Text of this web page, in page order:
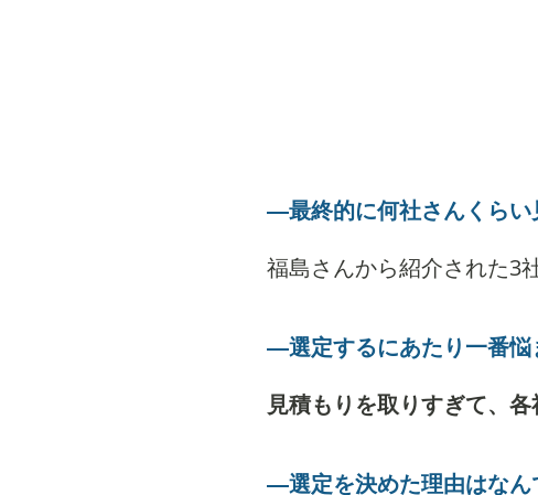
―最終的に何社さんくらい
福島さんから紹介された3
―選定するにあたり一番悩
見積もりを取りすぎて、
―選定を決めた理由はなん